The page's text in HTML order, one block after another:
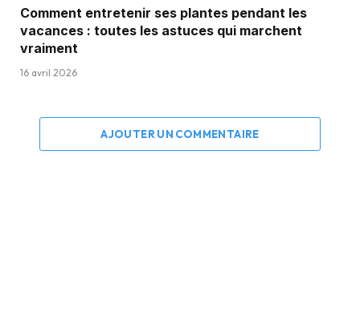
Comment entretenir ses plantes pendant les
vacances : toutes les astuces qui marchent
vraiment
16 avril 2026
AJOUTER UN COMMENTAIRE